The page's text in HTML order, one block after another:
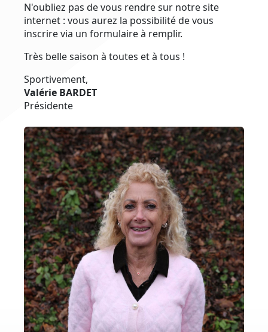
N'oubliez pas de vous rendre sur notre site
internet : vous aurez la possibilité de vous
inscrire via un formulaire à remplir.
Très belle saison à toutes et à tous !
Sportivement,
Valérie BARDET
Présidente